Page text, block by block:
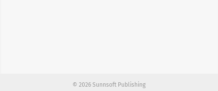
© 2026 Sunnsoft Publishing